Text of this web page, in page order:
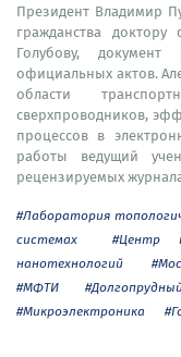
Президент Владимир
гражданства доктору
Голубову,
официальных актов.
области
сверхпроводников,
процессов в
работы ведущий
рецензируемых
#Лаборатория
системах
#Центр
нанотехнологий
#МФТИ
#Микроэлектроника